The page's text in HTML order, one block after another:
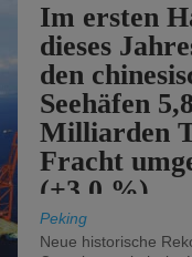
Im ersten
dieses
den
Seehäfen
Milliarden
Fracht
(+3,0 %).
Peking
Neue historische